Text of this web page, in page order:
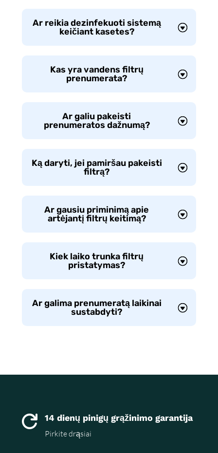
Ar reikia dezinfekuoti sistemą
keičiant kasetes?
Kas yra vandens filtrų
prenumerata?
Ar galiu pakeisti
prenumeratos dažnumą?
Ką daryti, jei pamiršau pakeisti
filtrą?
Ar gausiu priminimą apie
artėjantį filtrų keitimą?
Kiek laiko trunka filtrų
pristatymas?
Ar galima prenumeratą laikinai
sustabdyti?
 14 dienų pinigų grąžinimo garantija
Pirkite drąsiai